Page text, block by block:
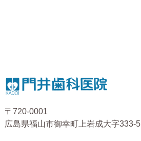
〒720-0001
広島県福山市御幸町上岩成大字333-5